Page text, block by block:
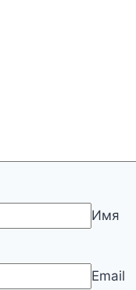
Имя
Email